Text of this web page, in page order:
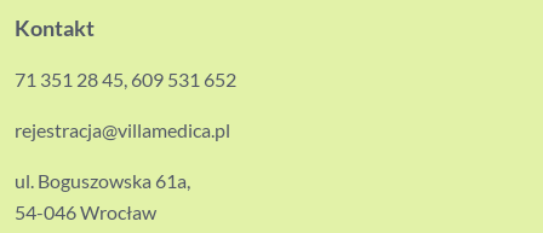
Kontakt
71 351 28 45, 609 531 652
rejestracja@villamedica.pl
ul. Boguszowska 61a,
54-046 Wrocław